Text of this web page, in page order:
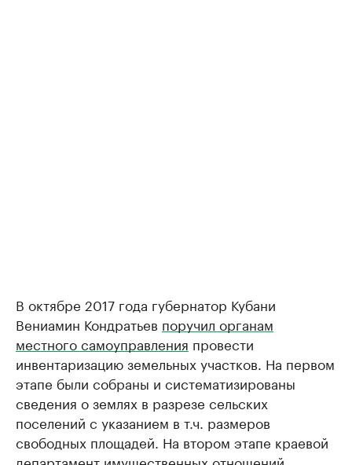
В октябре 2017 года губернатор Кубани
Вениамин Кондратьев поручил органам
местного самоуправления провести
инвентаризацию земельных участков. На первом
этапе были собраны и систематизированы
сведения о землях в разрезе сельских
поселений с указанием в т.ч. размеров
свободных площадей. На втором этапе краевой